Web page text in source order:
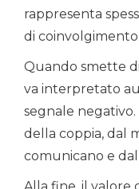
rappresenta
di coinvolgimento.
Quando smette
va interpretato
segnale
della coppia, dal
comunicano e
Alla fine, il valore